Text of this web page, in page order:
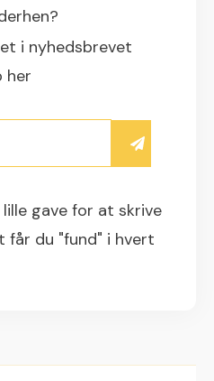
i nyhedsbrevet
her
gave for at skrive
får du "fund" i hvert